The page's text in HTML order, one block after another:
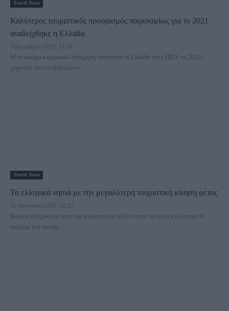
Travel News
Καλύτερος τουριστικός προορισμός παγκοσμίως για το 2021
αναδείχθηκε η Ελλάδα
3 Δεκεμβρίου 2021, 11:25
Μια ακόμα κορυφαία διάκριση απέσπασε η Ελλάδα στις ΗΠΑ το 2021,
γεγονός που επιβεβαιώνει...
Travel News
Τα ελληνικά νησιά με την μεγαλύτερη τουριστική κίνηση φέτος
11 Αυγούστου 2021, 12:21
Κύριος στόχος της φετινής τουριστικής σεζόν ήταν να είναι καλύτερη σε
αφίξεις και έσοδα...